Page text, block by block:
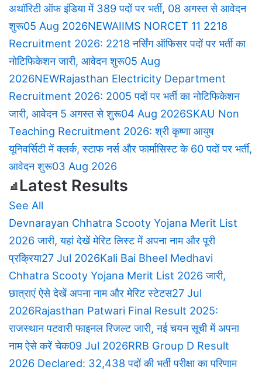
News
&
Schemes
Latest
Update
अथॉरिटी ऑफ इंडिया में 389 पदों पर भर्ती, 08 अगस्त से आवेदन
शुरू05 Aug 2026NEWAIIMS NORCET 11 2218
Recruitment 2026: 2218 नर्सिंग ऑफिसर पदों पर भर्ती का
नोटिफिकेशन जारी, आवेदन शुरू05 Aug
2026NEWRajasthan Electricity Department
Recruitment 2026: 2005 पदों पर भर्ती का नोटिफिकेशन
जारी, आवेदन 5 अगस्त से शुरू04 Aug 2026SKAU Non
Teaching Recruitment 2026: श्री कृष्णा आयुष
यूनिवर्सिटी में क्लर्क, स्टाफ नर्स और फार्मासिस्ट के 60 पदों पर भर्ती,
आवेदन शुरू03 Aug 2026
Latest Results
See All
Devnarayan Chhatra Scooty Yojana Merit List
2026 जारी, यहां देखें मेरिट लिस्ट में अपना नाम और पूरी
प्रक्रिया27 Jul 2026Kali Bai Bheel Medhavi
Chhatra Scooty Yojana Merit List 2026 जारी,
छात्राएं ऐसे देखें अपना नाम और मेरिट स्टेटस27 Jul
2026Rajasthan Patwari Final Result 2025:
राजस्थान पटवारी फाइनल रिजल्ट जारी, नई चयन सूची में अपना
नाम ऐसे करें चेक09 Jul 2026RRB Group D Result
2026 Declared: 32,438 पदों की भर्ती परीक्षा का परिणाम